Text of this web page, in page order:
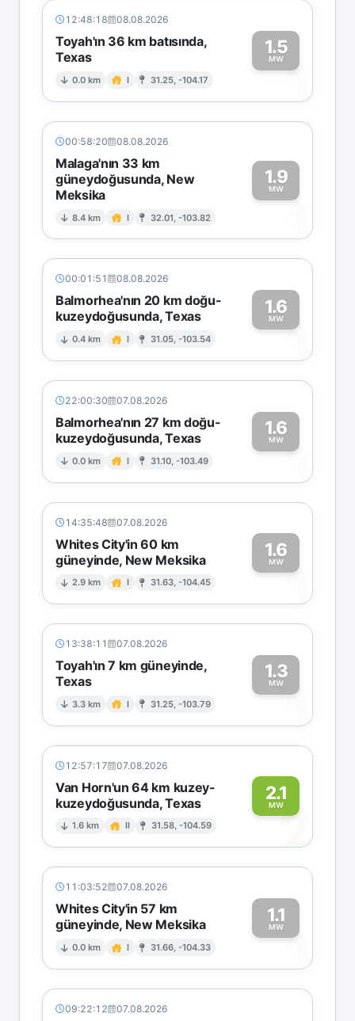
12:48:18 08.08.2026
Toyah'ın 36 km batısında,
Texas
0.0 km I 31.25, -104.17
1.5
MW1
00:58:20 08.08.2026
Malaga'nın 33 km
güneydoğusunda, New
Meksika
8.4 km I 32.01, -103.82
1.9
MW
1
00:01:51 08.08.2026
Balmorhea'nın 20 km doğu-
kuzeydoğusunda, Texas
0.4 km I 31.05, -103.54
1.6
MW1
22:00:30 07.08.2026
Balmorhea'nın 27 km doğu-
kuzeydoğusunda, Texas
0.0 km I 31.10, -103.49
1.6
MW1
14:35:48 07.08.2026
Whites City'in 60 km
güneyinde, New Meksika
2.9 km I 31.63, -104.45
1.6
MW1
13:38:11 07.08.2026
Toyah'ın 7 km güneyinde,
Texas
3.3 km I 31.25, -103.79
1.3
MW1
12:57:17 07.08.2026
Van Horn'un 64 km kuzey-
kuzeydoğusunda, Texas
1.6 km II 31.58, -104.59
2.1
MW2
11:03:52 07.08.2026
Whites City'in 57 km
güneyinde, New Meksika
0.0 km I 31.66, -104.33
1.1
MW1
09:22:12 07.08.2026